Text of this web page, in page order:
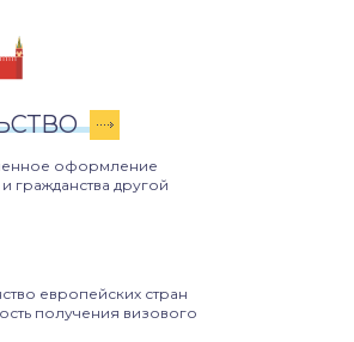
оформление
гражданства другой
европейских стран
получения визового